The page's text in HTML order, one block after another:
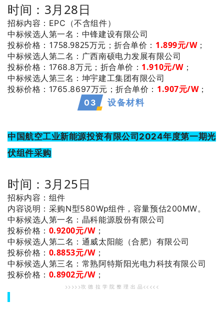
时间：3月28日
招标内容：EPC（不含组件）
中标候选人第一名 ：中锋建设有限公司
投标价格：1758.9825万元；折合单价： 1.899元/W；
中标候选人第二名 ：广西南硕电力发展有限公司
投标价格：1768.8万元； 折合单价： 1.910元/W；
中标候选人第三名 ：坤宇建工集团有限公司
投标价格：1765.8697万元；折合单价： 1.907元/W；
03 设备材料
中国航空工业新能源投资有限公司2024年度第一期光
伏组件采购
时间：3月25日
招标内容：组件
内容说明：采购N型580Wp组件，容量预估200MW。
中标候选人第一名 ：晶科能源股份有限公司
投标价格： 0.9200元/W；
中标候选人第二名 ：通威太阳能（合肥）有限公司
投标价格： 0.8853元/W；
中标候选人第三名 ：常熟阿特斯阳光电力科技有限公司
投标价格： 0.8902元/W；
>>>>>坎 德 拉 学 院 整 理 出 品<<<<<